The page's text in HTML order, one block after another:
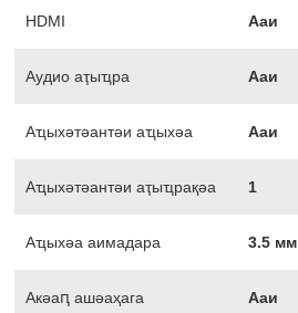
HDMI Ааи
Аудио аҭыҵра Ааи
Аҵыхәтәантәи аҵыхәа Ааи
Аҵыхәтәантәи аҭыҵрақәа 1
Аҵыхәа аимадара 3.5 мм
Акәаԥ ашәаҳага Ааи